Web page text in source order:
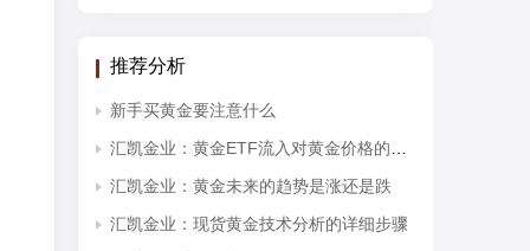
推荐分析
新手买黄金要注意什么
汇凯金业：黄金ETF流入对黄金价格的影响分析
汇凯金业：黄金未来的趋势是涨还是跌
汇凯金业：现货黄金技术分析的详细步骤